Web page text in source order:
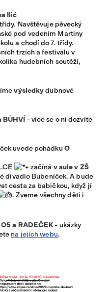
Ilić
Navštěvuje pěvecký
pod vedením Martiny
a chodí do 7. třídy.
trzích a festivalu v
hudebních soutěží,
výsledkydubnové
BŮHVÍ - více se o ní dozvíte
uvede pohádku O
začíná v aule v ZŠ
divadlo Bubeníček. A bude
cesta za babičkou, když jí
. Zveme všechny děti i
O5 a RADEČEK- ukázky
na jejich webu.